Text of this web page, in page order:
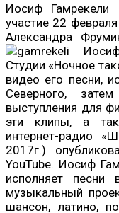
Иосиф
участие 22
Александра
Студии «Ночное
видео его песни,
Северного,
выступления для
эти клипы, а
интернет-радио
2017г.)
YouTube. Иосиф
исполняет
музыкальный
шансон, латино,